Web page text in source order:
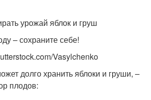
урожай яблок и груш
– сохраните себе!
Vasylchenko
долго хранить яблоки и груши, –
плодов: